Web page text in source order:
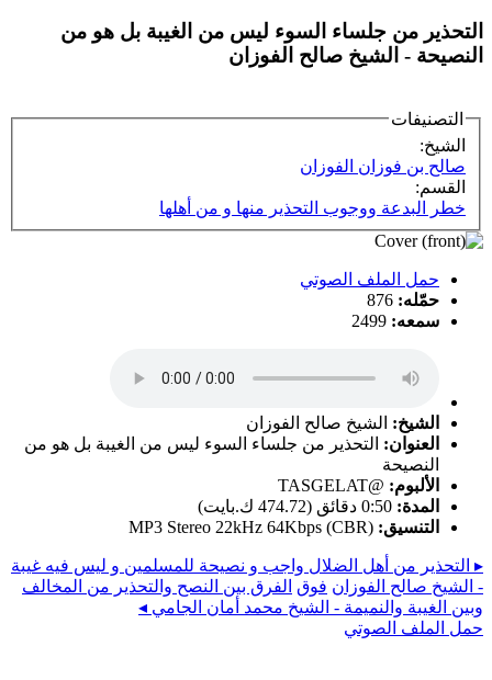
التحذير من جلساء السوء ليس من الغيبة بل هو من
النصيحة - الشيخ صالح الفوزان
التصنيفات
الشيخ:
صالح بن فوزان الفوزان
القسم:
خطر البدعة ووجوب التحذير منها و من أهلها
حمل الملف الصوتي
حمّله: 876
سمعه: 2499
الشيخ: الشيخ صالح الفوزان
العنوان: التحذير من جلساء السوء ليس من الغيبة بل هو من
النصيحة
الألبوم: @TASGELAT
المدة: 0:50 دقائق (‏474.72 ك.بايت)
التنسيق: MP3 Stereo 22kHz 64Kbps (CBR)
▸ التحذير من أهل الضلال واجب و نصيحة للمسلمين و ليس فيه غيبة
- الشيخ صالح الفوزان فوق الفرق بين النصح والتحذير من المخالف
وبين الغيبة والنميمة - الشيخ محمد أمان الجامي ◂
حمل الملف الصوتي